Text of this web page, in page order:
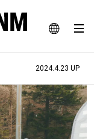
JA
EN
ルWEBマガジン
2024.4.23 UP